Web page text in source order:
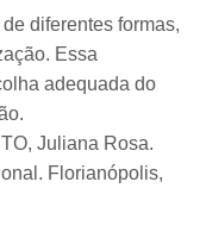
diferentes formas,
Essa
adequada do
Juliana Rosa.
Florianópolis,